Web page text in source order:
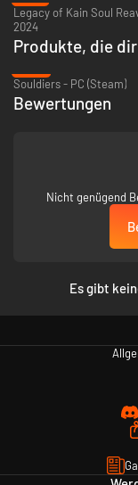
Spiele Raziel als
ihn dann erstmals in
bringt einen
Spiel.
Originalmusik
Mit den ikonischen
2024
Produkte, die
Souldiers - PC (Steam)
Bewertungen
Nicht genügend
Es gibt